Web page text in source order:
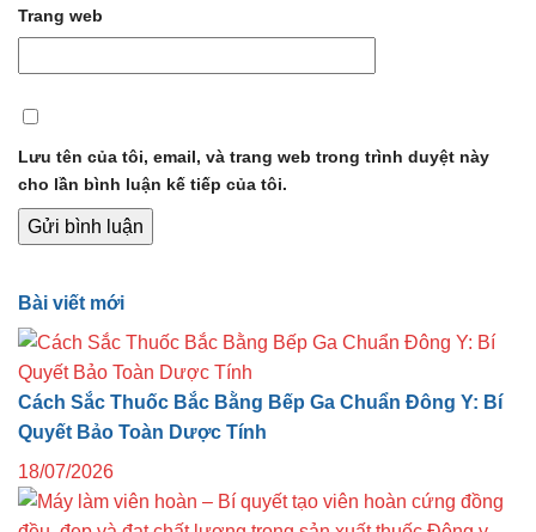
Trang web
Lưu tên của tôi, email, và trang web trong trình duyệt này
cho lần bình luận kế tiếp của tôi.
Bài viết mới
Cách Sắc Thuốc Bắc Bằng Bếp Ga Chuẩn Đông Y: Bí
Quyết Bảo Toàn Dược Tính
18/07/2026